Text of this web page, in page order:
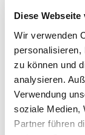
Diese
Wir verwenden
personalisieren,
zu können und
analysieren.
Verwendung
soziale Medien,
Partner führen
Für die
Sollten
zehn